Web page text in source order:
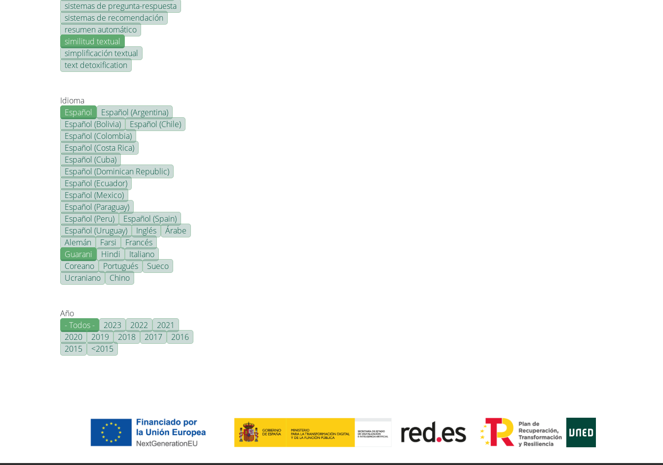
sistemas de pregunta-respuesta
sistemas de recomendación
resumen automático
similitud textual
simplificación textual
text detoxification
Idioma
Español
Español (Argentina)
Español (Bolivia)
Español (Chile)
Español (Colombia)
Español (Costa Rica)
Español (Cuba)
Español (Dominican Republic)
Español (Ecuador)
Español (Mexico)
Español (Paraguay)
Español (Peru)
Español (Spain)
Español (Uruguay)
Inglés
Árabe
Alemán
Farsi
Francés
Guarani
Hindi
Italiano
Coreano
Portugués
Sueco
Ucraniano
Chino
Año
- Todos -
2023 2022
2021
2020
2019 2018 2017
2016
2015
<2015